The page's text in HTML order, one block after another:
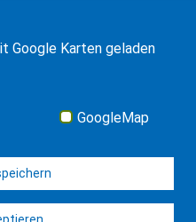
bei der
Google Karten geladen
GoogleMap